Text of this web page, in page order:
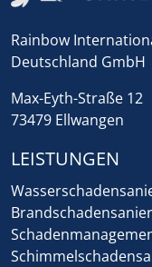
Rainbow
Deutschland GmbH
Max-Eyth-Straße 12
73479 Ellwangen
LEISTUNGEN